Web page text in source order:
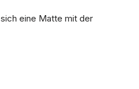
eine Matte mit der